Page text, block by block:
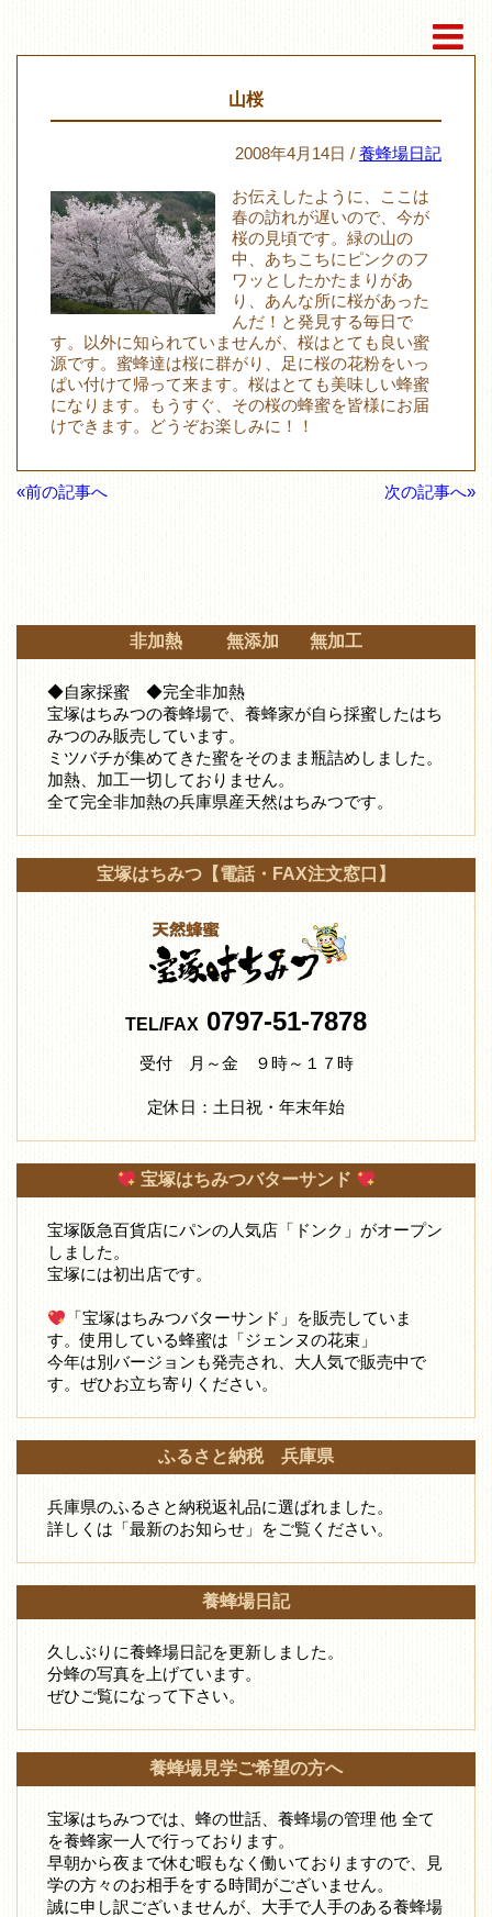
山桜
2008年4月14日 / 養蜂場日記
お伝えしたように、ここは
春の訪れが遅いので、今が
桜の見頃です。緑の山の
中、あちこちにピンクのフ
ワッとしたかたまりがあ
り、あんな所に桜があった
んだ！と発見する毎日で
す。以外に知られていませんが、桜はとても良い蜜
源です。蜜蜂達は桜に群がり、足に桜の花粉をいっ
ぱい付けて帰って来ます。桜はとても美味しい蜂蜜
になります。もうすぐ、その桜の蜂蜜を皆様にお届
けできます。どうぞお楽しみに！！
«前の記事へ 次の記事へ»
非加熱 無添加 無加工
◆自家採蜜 ◆完全非加熱
宝塚はちみつの養蜂場で、養蜂家が自ら採蜜したはち
みつのみ販売しています。
ミツバチが集めてきた蜜をそのまま瓶詰めしました。
加熱、加工一切しておりません。
全て完全非加熱の兵庫県産天然はちみつです。
宝塚はちみつ【電話・FAX注文窓口】
TEL/FAX0797-51-7878
受付 月～金 ９時～１７時
定休日：土日祝・年末年始
宝塚はちみつバターサンド
宝塚阪急百貨店にパンの人気店「ドンク」がオープン
しました。
宝塚には初出店です。
「宝塚はちみつバターサンド」を販売していま
す。使用している蜂蜜は「ジェンヌの花束」
今年は別バージョンも発売され、大人気で販売中で
す。ぜひお立ち寄りください。
ふるさと納税 兵庫県
兵庫県のふるさと納税返礼品に選ばれました。
詳しくは「最新のお知らせ」をご覧ください。
養蜂場日記
久しぶりに養蜂場日記を更新しました。
分蜂の写真を上げています。
ぜひご覧になって下さい。
養蜂場見学ご希望の方へ
宝塚はちみつでは、蜂の世話、養蜂場の管理 他 全て
を養蜂家一人で行っております。
早朝から夜まで休む暇もなく働いておりますので、見
学の方々のお相手をする時間がございません。
誠に申し訳ございませんが、大手で人手のある養蜂場